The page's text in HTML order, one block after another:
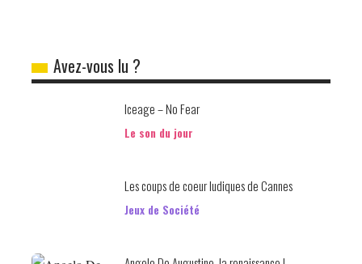
Avez-vous lu ?
Iceage – No Fear
Le son du jour
Les coups de coeur ludiques de Cannes
Jeux de Société